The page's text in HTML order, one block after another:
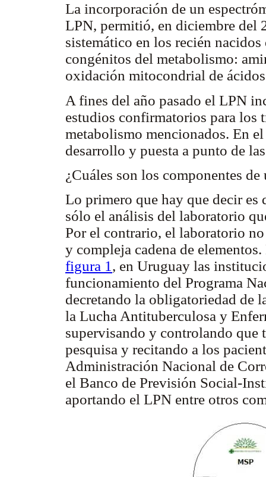
La incorporación de un
LPN, permitió, en diciembre del
sistemático en los recién
congénitos del metabolismo:
oxidación mitocondrial de
A fines del año pasado el LPN
estudios confirmatorios para los
metabolismo mencionados. En
desarrollo y puesta a punto de
¿Cuáles son los componentes
Lo primero que hay que decir es
sólo el análisis del laboratorio
Por el contrario, el laboratorio
y compleja cadena de
figura 1 , en Uruguay las
funcionamiento del Programa
decretando la obligatoriedad de
la Lucha Antituberculosa y
supervisando y controlando que
pesquisa y recitando a los
Administración Nacional de
el Banco de Previsión Social-
aportando el LPN entre otros